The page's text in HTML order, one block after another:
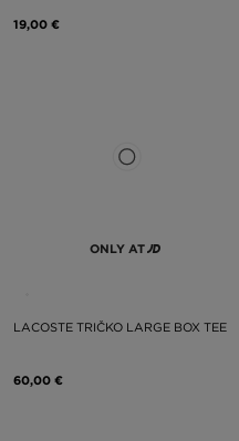
19,00 €
ONLY AT
LACOSTE TRIČKO LARGE BOX TEE
60,00 €